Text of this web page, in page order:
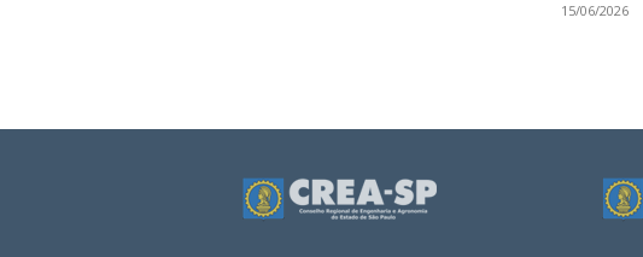
15/06/2026